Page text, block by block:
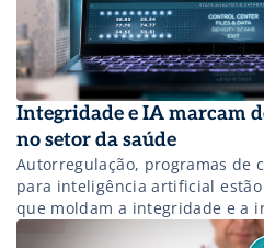
Integridade e IA marcam
no setor da saúde
Autorregulação, programas de
para inteligência artificial
que moldam a integridade e a